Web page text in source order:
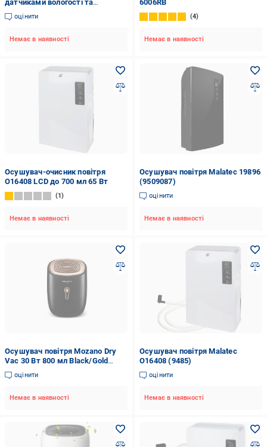
датчиками вологості та
температури 700 мл/добу 1 л
(2762326028)
оцінити
Немає в наявності
6006RB
4
Немає в наявності
Осушувач-очисник повітря
O16408 LCD до 700 мл 65 Вт
1
Немає в наявності
Осушувач повітря Malatec 19896
(9509087)
оцінити
Немає в наявності
Осушувач повітря Mozano Dry
Vac 30 Вт 800 мл Black/Gold
(13103252)
оцінити
Немає в наявності
Осушувач повітря Malatec
O16408 (9485)
оцінити
Немає в наявності